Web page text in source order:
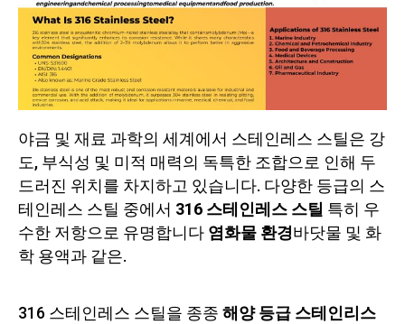
야금 및 재료 과학의 세계에서 스테인레스 스틸은 강
도, 부식성 및 미적 매력의 독특한 조합으로 인해 두
드러진 위치를 차지하고 있습니다. 다양한 등급의 스
테인레스 스틸 중에서 316 스테인레스 스틸 특히 우
수한 저항으로 유명합니다 염화물 환경바닷물 및 화
학 용액과 같은.
316 스테인레스 스틸을 종종 해양 등급 스테인리스